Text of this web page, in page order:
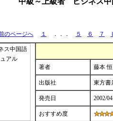
のページへ １ ．．． ５ ６ ７
著者 藤本
出版社 東方書
発売日 2002/04
おすすめ度